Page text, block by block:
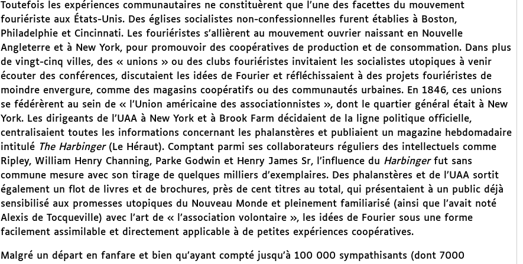
Toutefois les expériences communautaires ne constituèrent que l’une des facettes du mouvement
fouriériste aux États-Unis. Des églises socialistes non-confessionnelles furent établies à Boston,
Philadelphie et Cincinnati. Les fouriéristes s’allièrent au mouvement ouvrier naissant en Nouvelle
Angleterre et à New York, pour promouvoir des coopératives de production et de consommation. Dans plus
de vingt-cinq villes, des « unions » ou des clubs fouriéristes invitaient les socialistes utopiques à venir
écouter des conférences, discutaient les idées de Fourier et réfléchissaient à des projets fouriéristes de
moindre envergure, comme des magasins coopératifs ou des communautés urbaines. En 1846, ces unions
se fédérèrent au sein de « l’Union américaine des associationnistes », dont le quartier général était à New
York. Les dirigeants de l’UAA à New York et à Brook Farm décidaient de la ligne politique officielle,
centralisaient toutes les informations concernant les phalanstères et publiaient un magazine hebdomadaire
intitulé The Harbinger(Le Héraut). Comptant parmi ses collaborateurs réguliers des intellectuels comme
Ripley, William Henry Channing, Parke Godwin et Henry James Sr, l’influence du Harbingerfut sans
commune mesure avec son tirage de quelques milliers d’exemplaires. Des phalanstères et de l’UAA sortit
également un flot de livres et de brochures, près de cent titres au total, qui présentaient à un public déjà
sensibilisé aux promesses utopiques du Nouveau Monde et pleinement familiarisé (ainsi que l’avait noté
Alexis de Tocqueville) avec l’art de « l’association volontaire », les idées de Fourier sous une forme
facilement assimilable et directement applicable à de petites expériences coopératives.
Malgré un départ en fanfare et bien qu’ayant compté jusqu’à 100 000 sympathisants (dont 7000